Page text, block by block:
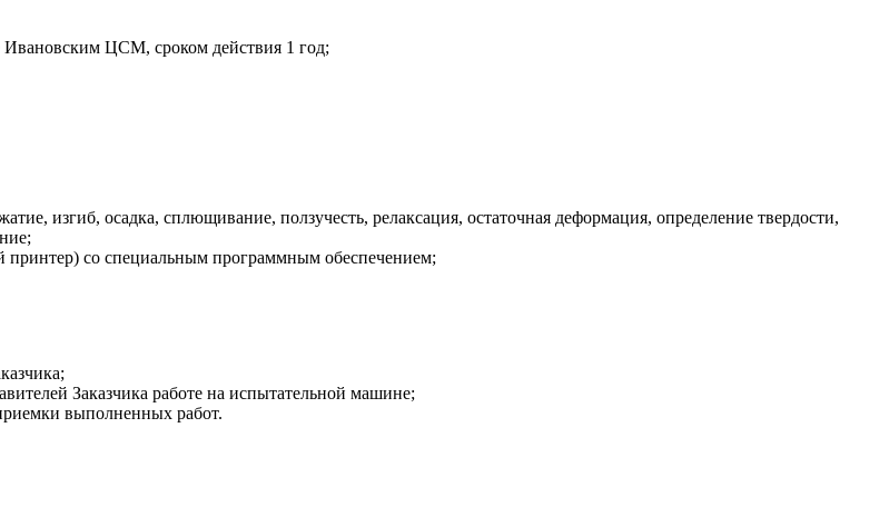
Ивановским ЦСМ, сроком действия 1 год;
изгиб, осадка, сплющивание, ползучесть, релаксация, остаточная деформация, определение твердости,
со специальным программным обеспечением;
Заказчика работе на испытательной машине;
выполненных работ.